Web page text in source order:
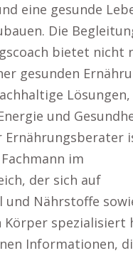
eine gesunde
Die
bietet nicht
gesunden
und
Ernährungsberater
im
der sich auf
Nährstoffe
Körper spezialisiert
Informationen,